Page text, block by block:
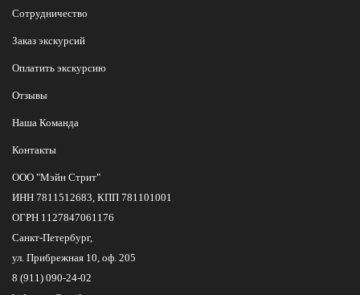
Сотрудничество
Заказ экскурсий
Оплатить экскурсию
Отзывы
Наша Команда
Контакты
ООО "Мэйн Стрит"
ИНН 7811512683, КПП 781101001
ОГРН 1127847061176
Санкт-Петербург,
ул. Прибрежная 10, оф. 205
8 (911) 090-24-02